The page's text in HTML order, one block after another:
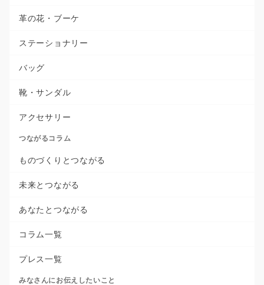
革の花・ブーケ
ステーショナリー
バッグ
靴・サンダル
アクセサリー
つながるコラム
ものづくりとつながる
未来とつながる
あなたとつながる
コラム一覧
プレス一覧
みなさんにお伝えしたいこと